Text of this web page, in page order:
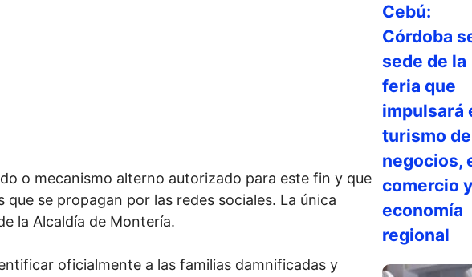
o mecanismo alterno autorizado para este fin y que
se propagan por las redes sociales. La única
la Alcaldía de Montería.
oficialmente a las familias damnificadas y
Cebú:
Córdoba
sede de la
feria que
impulsará
turismo de
negocios,
comercio
economía
regional